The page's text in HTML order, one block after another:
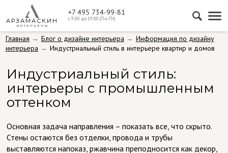
АРЗАМАСКИН
ИНТЕРЬЕРЫ
+7 495 734-99-81
с 9:00 до 19:00 (Пн-Пт)
Главная Блог о дизайне интерьера
Информация по дизайну
интерьера
Индустриальный стиль в интерьере квартир и домов
Индустриальный стиль:
интерьеры с промышленным
оттенком
Основная задача направления – показать все, что скрыто.
Стены остаются без отделки, провода и трубы
выставляются напоказ, ржавчина преподносится как декор,